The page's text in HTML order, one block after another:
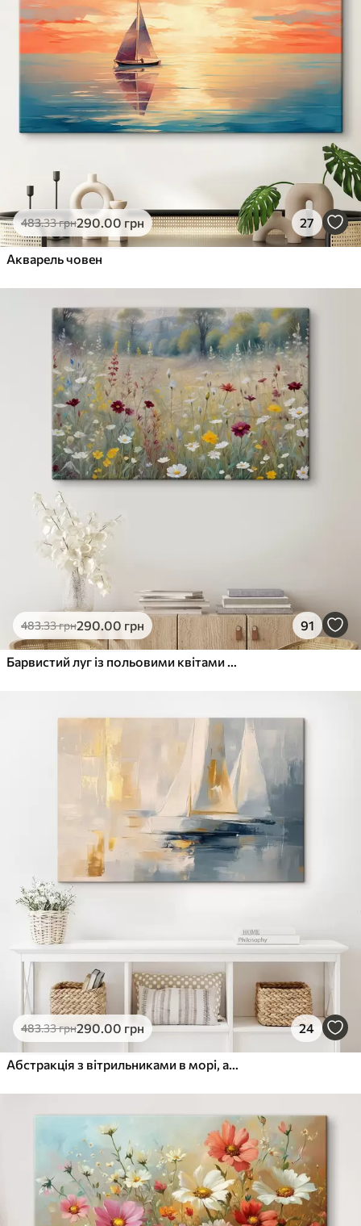
483.33грн290.00 грн 27
Акварель човен
483.33грн290.00 грн 91
Барвистий луг із польовими квітами з розмитим лісом на задньому плані
483.33грн290.00 грн 24
Абстракція з вітрильниками в морі, акриловий стиль, захід сонця